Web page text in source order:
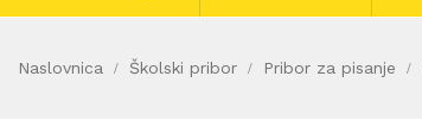
Naslovnica Školski pribor Pribor za pisanje